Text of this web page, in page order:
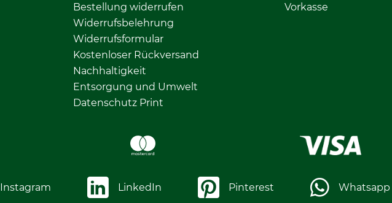
Bestellung widerrufen
Widerrufsbelehrung
Widerrufsformular
Kostenloser Rückversand
Nachhaltigkeit
Entsorgung und Umwelt
Datenschutz Print
Vorkasse
Instagram LinkedIn Pinterest Whatsapp